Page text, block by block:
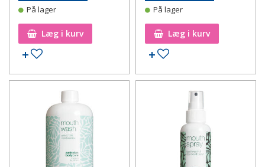
På lager
Læg i kurv
Tilføj til ønskeseddel
På lager
Læg i kurv
Tilføj til ønskeseddel